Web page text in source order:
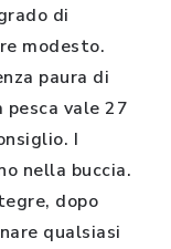
di
modesto.
paura di
pesca vale 27
I
nella buccia.
dopo
qualsiasi